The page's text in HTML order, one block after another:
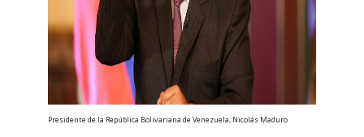
Presidente de la República Bolivariana de Venezuela, Nicolás Maduro